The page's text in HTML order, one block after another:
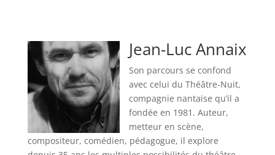
Jean-Luc Annaix
Son parcours se confond
avec celui du Théâtre-Nuit,
compagnie nantaise qu’il a
fondée en 1981. Auteur,
metteur en scène,
compositeur, comédien, pédagogue, il explore